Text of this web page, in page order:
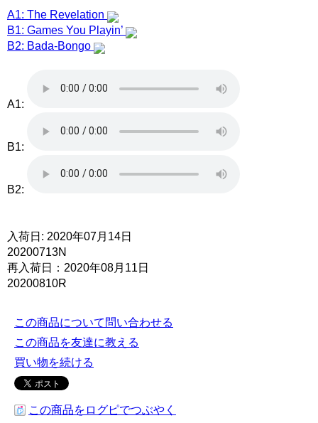
A1: The Revelation
B1: Games You Playin’
B2: Bada-Bongo
A1:
B1:
B2:
入荷日: 2020年07月14日
20200713N
再入荷日：2020年08月11日
20200810R
この商品について問い合わせる
この商品を友達に教える
買い物を続ける
この商品をログピでつぶやく